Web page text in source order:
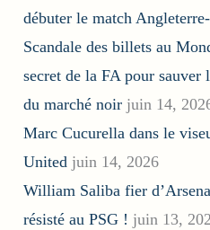
débuter le match
Scandale des billets au
secret de la FA pour sauver
du marché noir juin 14,
Marc Cucurella dans le
United juin 14, 2026
William Saliba fier
résisté au PSG ! juin 13,